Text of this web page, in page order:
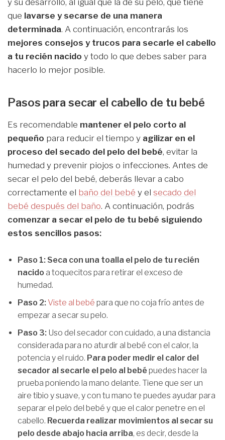
que lavarse y secarse de una manera
determinada. A continuación, encontrarás los
mejores consejos y trucos para secarle el cabello
a tu recién nacido y todo lo que debes saber para
hacerlo lo mejor posible.
Pasos para secar el cabello de tu bebé
Es recomendable mantener el pelo corto al
pequeño para reducir el tiempo y agilizar en el
proceso del secado del pelo del bebé, evitar la
humedad y prevenir piojos o infecciones. Antes de
secar el pelo del bebé, deberás llevar a cabo
correctamente el baño del bebé y el secado del
bebé después del baño. A continuación, podrás
comenzar a secar el pelo de tu bebé siguiendo
estos sencillos pasos:
Paso 1: Seca con una toalla el pelo de tu recién
nacido a toquecitos para retirar el exceso de
humedad.
Paso 2: Viste al bebé para que no coja frío antes de
empezar a secar su pelo.
Paso 3: Uso del secador con cuidado, a una distancia
considerada para no aturdir al bebé con el calor, la
potencia y el ruido. Para poder medir el calor del
secador al secarle el pelo al bebé puedes hacer la
prueba poniendo la mano delante. Tiene que ser un
aire tibio y suave, y con tu mano te puedes ayudar para
separar el pelo del bebé y que el calor penetre en el
cabello. Recuerda realizar movimientos al secar su
pelo desde abajo hacia arriba, es decir, desde la